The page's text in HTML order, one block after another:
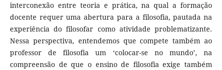
interconexão entre teoria e prática, na qual a formação
docente requer uma abertura para a filosofia, pautada na
experiência do filosofar como atividade problematizante.
Nessa perspectiva, entendemos que compete também ao
professor de filosofia um ‘colocar-se no mundo’, na
compreensão de que o ensino de filosofia exige também